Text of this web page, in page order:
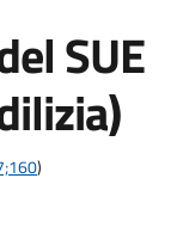
SUE
)